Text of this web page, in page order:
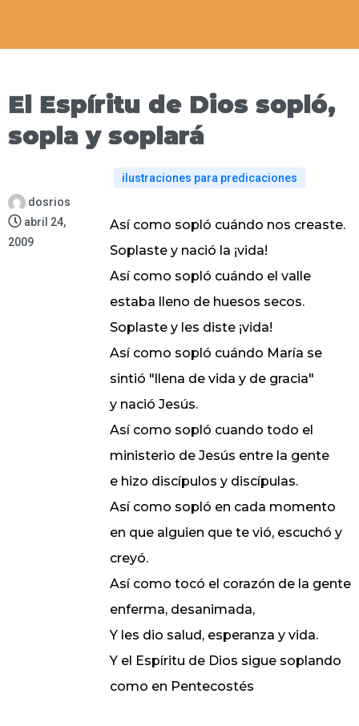
El Espíritu de Dios sopló,
sopla y soplará
dosrios
abril 24,
2009
ilustraciones para predicaciones
Así como sopló cuándo nos creaste.
Soplaste y nació la ¡vida!
Así como sopló cuándo el valle
estaba lleno de huesos secos.
Soplaste y les diste ¡vida!
Así como sopló cuándo María se
sintió "llena de vida y de gracia"
y nació Jesús.
Así como sopló cuando todo el
ministerio de Jesús entre la gente
e hizo discípulos y discípulas.
Así como sopló en cada momento
en que alguien que te vió, escuchó y
creyó.
Así como tocó el corazón de la gente
enferma, desanimada,
Y les dio salud, esperanza y vida.
Y el Espíritu de Dios sigue soplando
como en Pentecostés